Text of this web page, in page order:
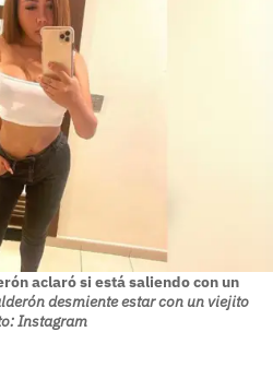
aclaró si está saliendo con un
desmiente estar con un viejito
Instagram